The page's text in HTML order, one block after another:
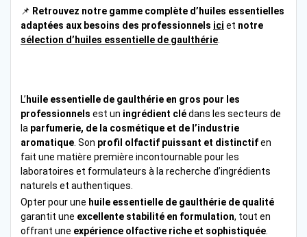
📌 Retrouvez notre gamme complète d’huiles essentielles
adaptées aux besoins des professionnels ici et notre
sélection d’huiles essentielle de gaulthérie
L’ huile essentielle de gaulthérie en gros pour les
professionnels est un ingrédient clédans les secteurs de
la parfumerie, de la cosmétique et de l’industrie
aromatique . Son profil olfactif puissant et distinctifen
fait une matière première incontournable pour les
laboratoires et formulateurs à la recherche d’ingrédients
naturels et authentiques.
Opter pour une huile essentielle de gaulthérie de qualité
garantit une excellente stabilité en formulation, tout en
offrant une expérience olfactive riche et sophistiquée